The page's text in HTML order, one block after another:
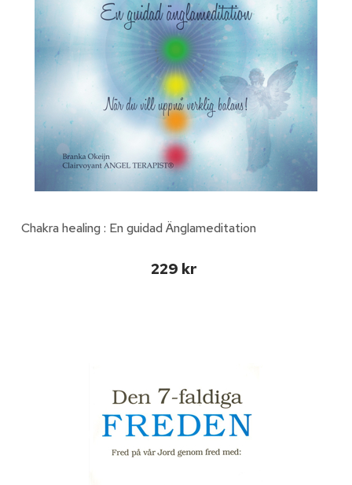
Chakra healing : En guidad Änglameditation
229 kr